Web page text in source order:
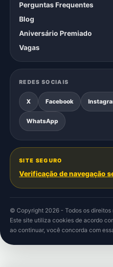
Perguntas Frequentes
Blog
Aniversário Premiado
Vagas
REDES SOCIAIS
X Facebook
WhatsApp
SITE SEGURO
Verificação de navegação
© Copyright 2026 - Todos os direitos
Este site utiliza cookies de acordo
ao continuar, você concorda com